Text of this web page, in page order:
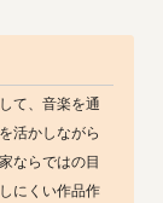
て、音楽を通
活かしながら
ならではの目
にくい作品作